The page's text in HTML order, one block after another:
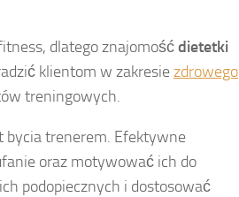
dlatego znajomośćdietetki
klientom w zakresiezdrowego
treningowych.
bycia trenerem. Efektywne
oraz motywować ich do
podopiecznych i dostosować